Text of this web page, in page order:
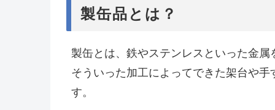
製缶品とは？
製缶とは、鉄やステンレスといった金属
そういった加工によってできた架台や
す。